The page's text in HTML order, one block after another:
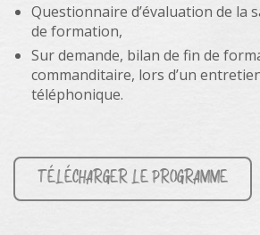
Questionnaire d’évaluation de la
de formation,
Sur demande, bilan de fin de
commanditaire, lors d’un
téléphonique.
TÉLÉCHARGER LE PROGRAMME